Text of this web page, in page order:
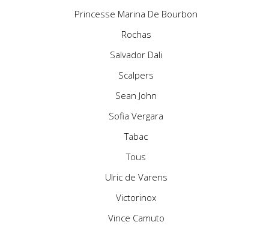
Princesse Marina De Bourbon
Rochas
Salvador Dali
Scalpers
Sean John
Sofia Vergara
Tabac
Tous
Ulric de Varens
Victorinox
Vince Camuto